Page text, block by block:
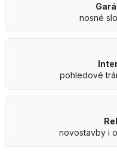
nosné
pohledové
novostavby i